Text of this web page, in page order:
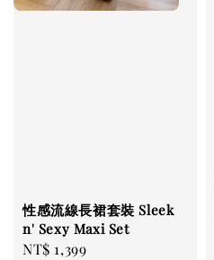
性感流線長裙套裝 Sleek
n' Sexy Maxi Set
Regular
NT$ 1,399